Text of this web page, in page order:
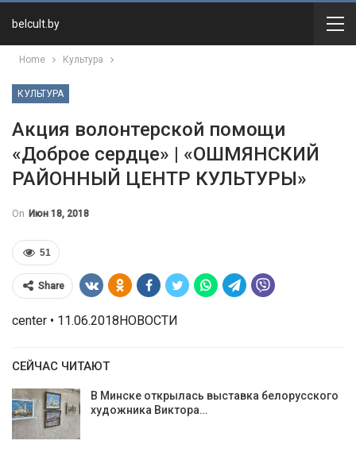
belcult.by
Home Культура
КУЛЬТУРА
Акция волонтерской помощи
«Доброе сердце» | «ОШМЯНСКИЙ
РАЙОННЫЙ ЦЕНТР КУЛЬТУРЫ»
On Июн 18, 2018
51
Share
center • 11.06.2018НОВОСТИ
СЕЙЧАС ЧИТАЮТ
В Минске открылась выставка белорусского
художника Виктора…